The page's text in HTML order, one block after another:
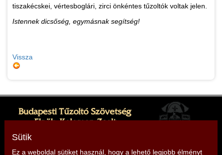
tiszakécskei, vértesboglári, zirci önkéntes tűzoltók voltak jelen.
Istennek dicsőség, egymásnak segítség!
Vissza
Budapesti Tűzoltó Szövetség
Elnök: Kelemen Zsolt
Cím: 1081 Budapest, Dologház u. 1.
Sütik
Ez a weboldal sütiket használ, hogy a lehető legjobb élményt